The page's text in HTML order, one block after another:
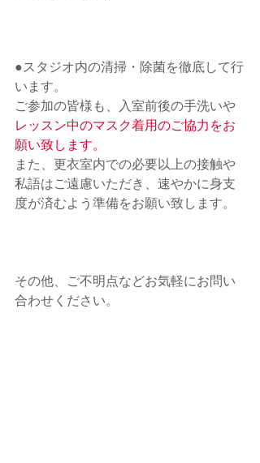
●スタジオ内の清掃・除菌を徹底して行
います。
ご参加の皆様も、入室前後の手洗いや
レッスン中のマスク着用のご協力をお
願い致します。
また、 更衣室内での必要以上の接触や
私語はご遠慮いただき、速やかに身支
度が済むよう準備をお願い致します。
その他、ご不明点などお気軽にお問い
合わせください。